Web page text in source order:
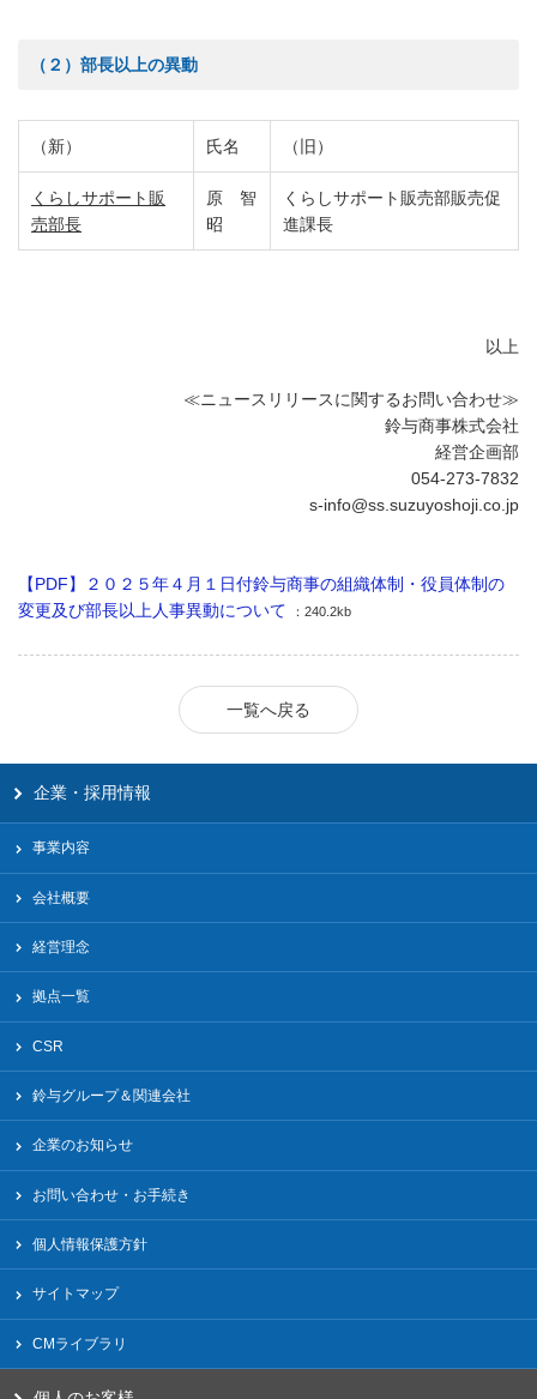
（２）部長以上の異動
（新） 氏名 （旧）
くらしサポート販
売部長
原 智
昭
くらしサポート販売部販売促
進課長
以上
≪ニュースリリースに関するお問い合わせ≫
鈴与商事株式会社
経営企画部
054-273-7832
s-info@ss.suzuyoshoji.co.jp
【PDF】２０２５年４月１日付鈴与商事の組織体制・役員体制の
変更及び部長以上人事異動について
：240.2kb
一覧へ戻る
企業・採用情報
事業内容
会社概要
経営理念
拠点一覧
CSR
鈴与グループ＆関連会社
企業のお知らせ
お問い合わせ・お手続き
個人情報保護方針
サイトマップ
CMライブラリ